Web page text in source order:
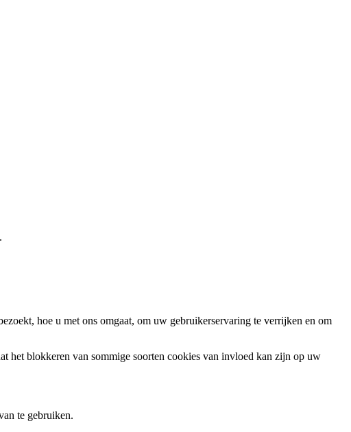
hoe u met ons omgaat, om uw gebruikerservaring te verrijken en om
blokkeren van sommige soorten cookies van invloed kan zijn op uw
te gebruiken.